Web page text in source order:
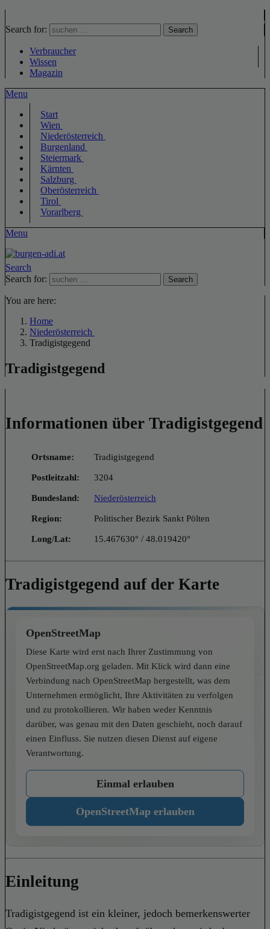
Search for: Search
Verbraucher
Wissen
Magazin
Menu
Start
Wien
Niederösterreich
Burgenland
Steiermark
Kärnten
Salzburg
Oberösterreich
Tirol
Vorarlberg
Menu
Search
Search for:
Search
You are here:
Home
Niederösterreich
Tradigistgegend
Tradigistgegend
Informationen über Tradigistgegend
Ortsname: Tradigistgegend
Postleitzahl: 3204
Bundesland: Niederösterreich
Region: Politischer Bezirk Sankt Pölten
Long/Lat: 15.467630° / 48.019420°
Tradigistgegend auf der Karte
OpenStreetMap
Diese Karte wird erst nach Ihrer Zustimmung von
OpenStreetMap.org geladen. Mit Klick wird dann eine
Verbindung nach OpenStreetMap hergestellt, was dem
Unternehmen ermöglicht, Ihre Aktivitäten zu verfolgen
und zu protokollieren. Wir haben weder Kenntnis
darüber, was genau mit den Daten geschieht, noch darauf
einen Einfluss. Sie nutzen diesen Dienst auf eigene
Verantwortung.
Einmal erlauben
OpenStreetMap erlauben
Einleitung
Tradigistgegend ist ein kleiner, jedoch bemerkenswerter